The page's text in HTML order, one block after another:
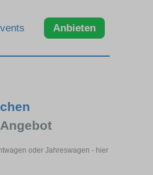
Anbieten
oder Jahreswagen - hier